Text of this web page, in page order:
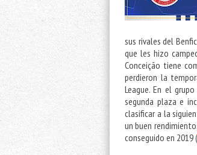
sus rivales del
que les hizo
Conceição tiene
perdieron la
League. En el
segunda plaza e
clasificar a la
un buen
conseguido en 2019 (